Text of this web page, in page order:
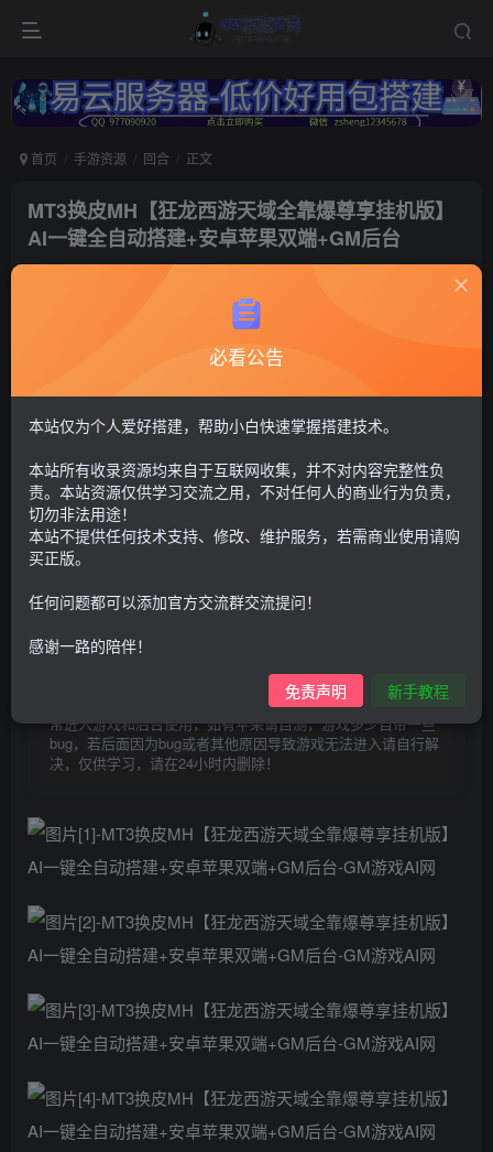
首页 手游资源 回合 正文
MT3换皮MH【狂龙西游天域全靠爆尊享挂机版】
AI一键全自动搭建+安卓苹果双端+GM后台
关注
梦幻西游102
MT3换皮+安卓苹果双端+管理后台【注：建议用腾讯云或者易云搭
Q群---736021860---GM游戏AI网---管理员《易云服务器-
https://123.yxjs.ltd/cart》。】
G币30 G币100
仅支持云服务器搭建，适用于小白快速搭建，只能确保安卓正
常进入游戏和后台使用，如有苹果请自测，游戏多少自带一些
bug，若后面因为bug或者其他原因导致游戏无法进入请自行解
决，仅供学习，请在24小时内删除！
必看公告
本站仅为个人爱好搭建，帮助小白快速掌握搭建技术。
本站所有收录资源均来自于互联网收集，并不对内容完整性负
责。本站资源仅供学习交流之用，不对任何人的商业行为负责，
切勿非法用途！
本站不提供任何技术支持、修改、维护服务，若需商业使用请购
买正版。
任何问题都可以添加官方交流群交流提问！
感谢一路的陪伴！
免责声明 新手教程